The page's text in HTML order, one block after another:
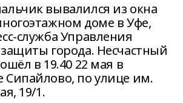
вывалился из окна
доме в Уфе,
служба Управления
города. Несчастный
в 19.40 22 мая в
Сипайлово, по улице им.
19/1.